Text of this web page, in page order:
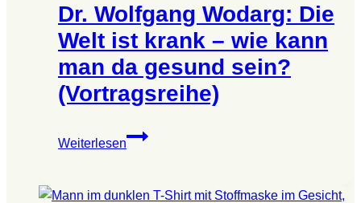
–
wie
kann
man
da
sein?
(Vortragsreihe)
Dr. Wolfgang Wodarg: Die
Welt ist krank – wie kann
man da gesund sein?
(Vortragsreihe)
Weiterlesen
Dr.
Die